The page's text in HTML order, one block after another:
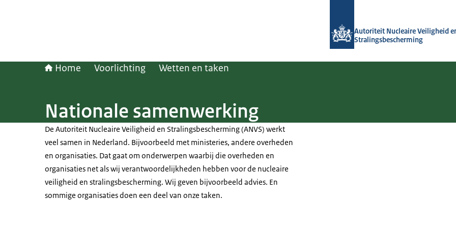
Autoriteit Nucleaire Veiligheid
Stralingsbescherming
Home Voorlichting Wetten en taken
Nationale samenwerking
De Autoriteit Nucleaire Veiligheid en Stralingsbescherming (ANVS) werkt
veel samen in Nederland. Bijvoorbeeld met ministeries, andere overheden
en organisaties. Dat gaat om onderwerpen waarbij die overheden en
organisaties net als wij verantwoordelijkheden hebben voor de nucleaire
veiligheid en stralingsbescherming. Wij geven bijvoorbeeld advies. En
sommige organisaties doen een deel van onze taken.